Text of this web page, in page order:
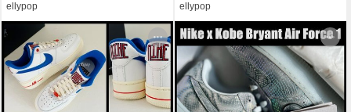
ellypop ellypop